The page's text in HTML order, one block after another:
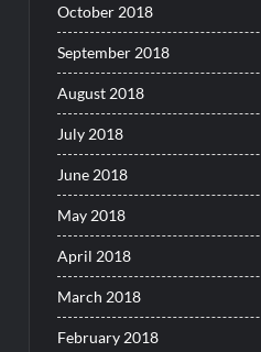
October 2018
September 2018
August 2018
July 2018
June 2018
May 2018
April 2018
March 2018
February 2018